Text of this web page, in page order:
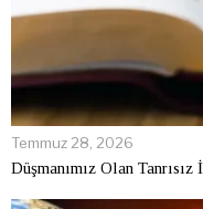
Temmuz 28, 2026
Düşmanımız Olan